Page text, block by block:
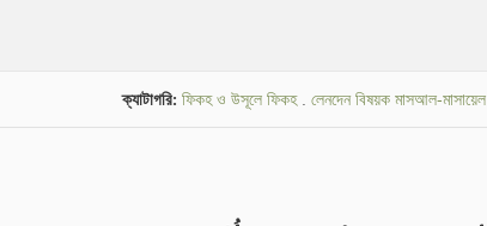
ক্যাটাগরি: ফিকহ ও উসূলে ফিকহ. লেনদেন বিষয়ক মাসআল-মাসায়েল